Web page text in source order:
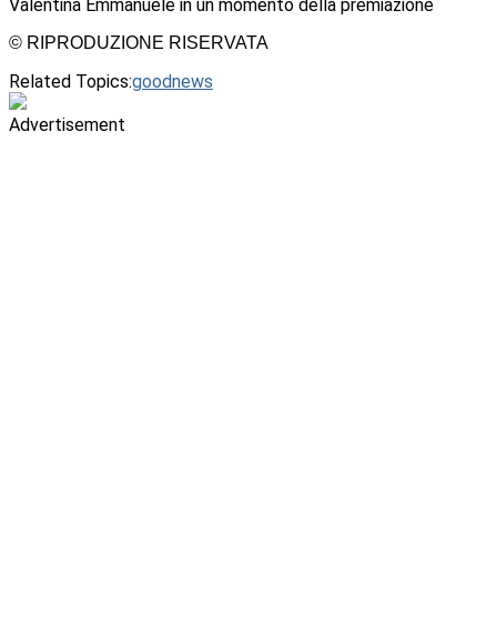
Valentina Emmanuele in un momento della premiazione
© RIPRODUZIONE RISERVATA
Related Topics:goodnews
Advertisement